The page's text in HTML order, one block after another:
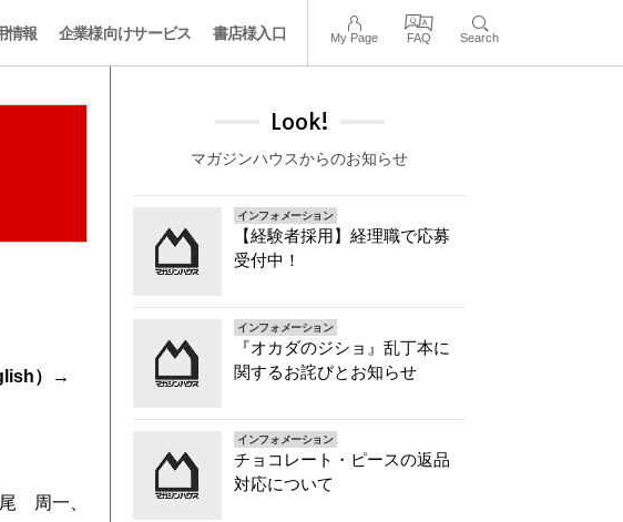
情報 企業様向けサービス 書店様入口 My Page FAQ Search
）→
周一、
Look!
マガジンハウスからのお知らせ
インフォメーション
【経験者採用】経理職で応募
受付中！
インフォメーション
『オカダのジショ』乱丁本に
関するお詫びとお知らせ
インフォメーション
チョコレート・ピースの返品
対応について